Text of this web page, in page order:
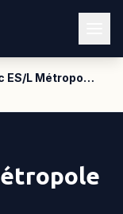
ES/L Métropo…